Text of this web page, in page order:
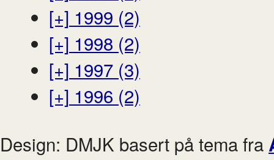
[+] 1999 (2)
[+] 1998 (2)
[+] 1997 (3)
[+] 1996 (2)
Design: DMJK basert på tema fra